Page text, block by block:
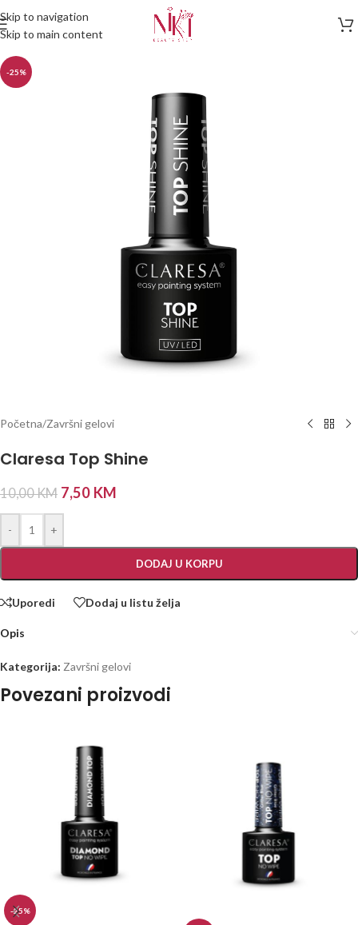
Skip to navigation
Skip to main content
-25%
Početna/Završni gelovi
Claresa Top Shine
10,00KM 7,50 KM
- +
DODAJ U KORPU
Uporedi Dodaj u listu želja
Opis
Kategorija: Završni gelovi
Povezani proizvodi
-25%